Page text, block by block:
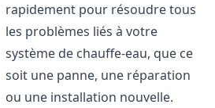
rapidement pour résoudre tous
les problèmes liés à votre
système de chauffe-eau, que ce
soit une panne, une réparation
ou une installation nouvelle.